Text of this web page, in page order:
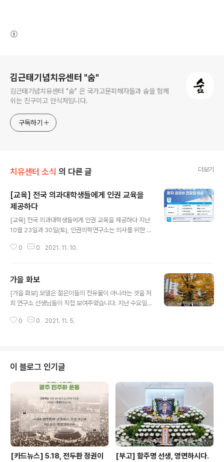
김근태기념치유센터 "숨"
김근태기념치유센터 "숨" 은 국가고문피해자들과 숨을 함께
쉬는 친구이고 안식처입니다.
구독하기
치유센터 소식 의 다른 글 더보기
[교육] 전국 의과대학생들에게 인권 교육을
제공하다
[교육] 전국 의과대학생들에게 인권 교육을 제공하다 지난
10월 23일과 30일(토), 인권의학연구소는 의사를 위한 인
권리와 건강권 이슈]를 주제로 전국에 있는 의과대학·의학
을 모집하였는데, 모집 하루 만에 예상인원이 모집되었다.
이틀 동안 모집된 약 100여 명의 의과대학 학생들은 각 이
슈의 전문가로부터 수준 높은 강의를 들을 수 있었다. 이번
회 인권단체 협력사업으로 진행 중인 “의사와 예비의료인
0 0 2021. 11. 10.
가을 화보
[가을 화보] 모델은 젊은이들의 전유물이 아니라는 것을 저
희 연구소 선생님들이 직접 보여주었습니다. 지난 수요일,
들을 남겼습니다. 멋있는 사진이 너무 많아서 조금씩 오픈
0 0 2021. 11. 5.
이 블로그 인기글
[카드뉴스] 5.18, 전두환 정권이
[부고] 함주명 선생, 영면하시다.